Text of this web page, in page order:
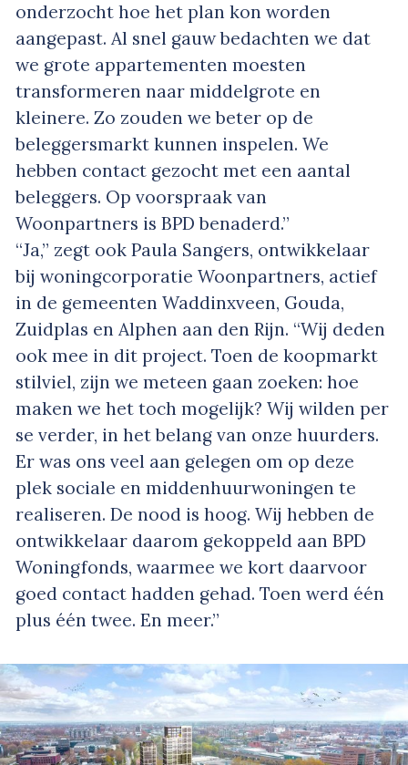
onderzocht hoe het plan kon worden
aangepast. Al snel gauw bedachten we dat
we grote appartementen moesten
transformeren naar middelgrote en
kleinere. Zo zouden we beter op de
beleggersmarkt kunnen inspelen. We
hebben contact gezocht met een aantal
beleggers. Op voorspraak van
Woonpartners is BPD benaderd.”
“Ja,” zegt ook Paula Sangers, ontwikkelaar
bij woningcorporatie Woonpartners, actief
in de gemeenten Waddinxveen, Gouda,
Zuidplas en Alphen aan den Rijn. “Wij deden
ook mee in dit project. Toen de koopmarkt
stilviel, zijn we meteen gaan zoeken: hoe
maken we het toch mogelijk? Wij wilden per
se verder, in het belang van onze huurders.
Er was ons veel aan gelegen om op deze
plek sociale en middenhuurwoningen te
realiseren. De nood is hoog. Wij hebben de
ontwikkelaar daarom gekoppeld aan BPD
Woningfonds, waarmee we kort daarvoor
goed contact hadden gehad. Toen werd één
plus één twee. En meer.”